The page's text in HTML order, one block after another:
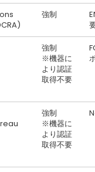
強制
強制
※機器に
より認証
取得不要
強制
※機器に
より認証
取得不要